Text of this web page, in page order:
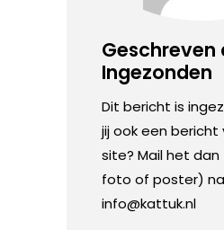
Geschreven
Ingezonden
Dit bericht is
jij ook een bericht
site? Mail het
foto of poster)
info@kattuk.nl